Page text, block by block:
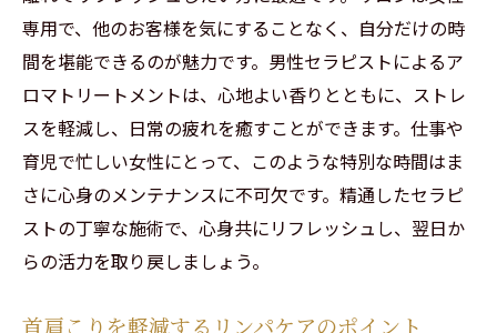
首や肩のこりをほぐす方法
日常生活をリセットするリラクゼーション
口コミで評判の高い施術を体験
代々木でのリンパマッサージで日常の疲れをリ
セット
代々木サロンでのリラクゼーションの魅力
日常の疲れを癒すリンパケア
専用で、他のお客様を気にすることなく、自分だけの時
間を堪能できるのが魅力です。男性セラピストによるア
ロマトリートメントは、心地よい香りとともに、ストレ
スを軽減し、日常の疲れを癒すことができます。仕事や
育児で忙しい女性にとって、このような特別な時間はま
さに心身のメンテナンスに不可欠です。精通したセラピ
ストの丁寧な施術で、心身共にリフレッシュし、翌日か
らの活力を取り戻しましょう。
首肩こりを軽減するリンパケアのポイント